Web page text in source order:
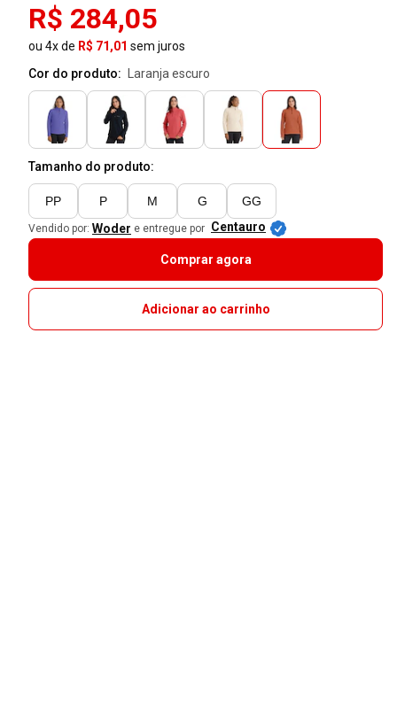
R$ 284,05
ou 4x de R$ 71,01 sem juros
Cor do produto:
laranja escuro
Tamanho do produto:
PP P M G GG
Vendido por: Woder e entregue por Centauro
Comprar agora
Adicionar ao carrinho